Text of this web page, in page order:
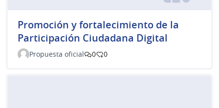
Promoción y fortalecimiento de la
Participación Ciudadana Digital
Propuesta oficial 0 0